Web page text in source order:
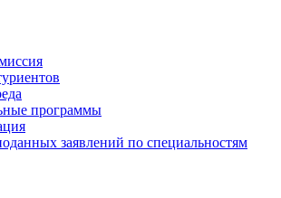
программы
заявлений по специальностям